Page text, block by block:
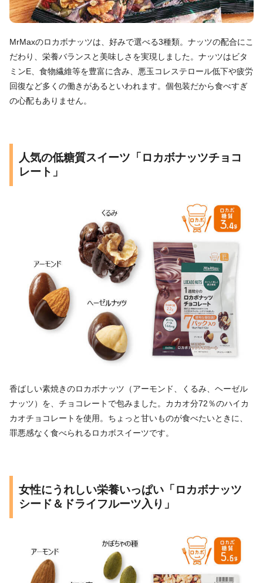
MrMaxのロカボナッツは、好みで選べる3種類。ナッツの配合にこ
だわり、栄養バランスと美味しさを実現しました。ナッツはビタ
ミンE、食物繊維等を豊富に含み、悪玉コレステロール低下や疲労
回復など多くの働きがあるといわれます。個包装だから食べすぎ
の心配もありません。
人気の低糖質スイーツ「ロカボナッツチョコ
レート」
香ばしい素焼きのロカボナッツ（アーモンド、くるみ、ヘーゼル
ナッツ）を、チョコレートで包みました。カカオ分72％のハイカ
カオチョコレートを使用。ちょっと甘いものが食べたいときに、
罪悪感なく食べられるロカボスイーツです。
女性にうれしい栄養いっぱい「ロカボナッツ
シード＆ドライフルーツ入り」